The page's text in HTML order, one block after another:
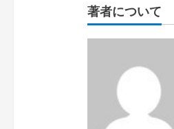
著者について